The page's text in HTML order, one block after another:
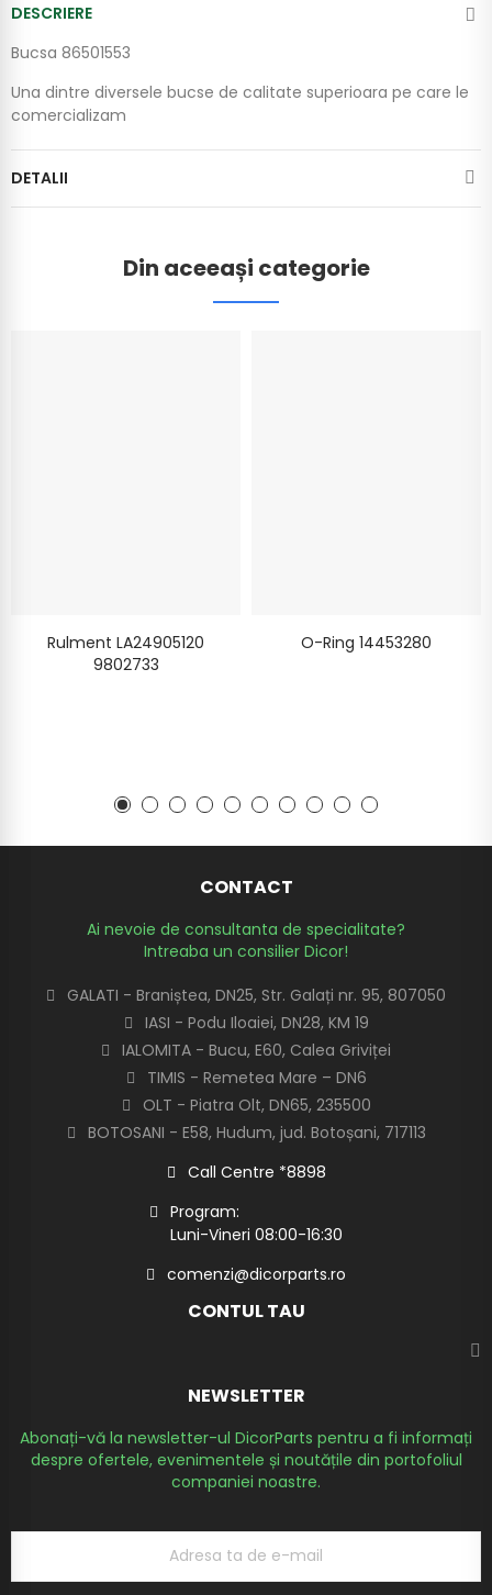
DESCRIERE
Bucsa 86501553
Una dintre diversele bucse de calitate superioara pe care le
comercializam
DETALII
Din aceeași categorie
Rulment LA24905120
9802733
O-Ring 14453280
CONTACT
Ai nevoie de consultanta de specialitate?
Intreaba un consilier Dicor!
GALATI - Braniștea, DN25, Str. Galați nr. 95, 807050
IASI - Podu Iloaiei, DN28, KM 19
IALOMITA - Bucu, E60, Calea Griviței
TIMIS - Remetea Mare – DN6
OLT - Piatra Olt, DN65, 235500
BOTOSANI - E58, Hudum, jud. Botoșani, 717113
Call Centre *8898
Program:
Luni-Vineri 08:00-16:30
comenzi@dicorparts.ro
CONTUL TAU
NEWSLETTER
Abonați-vă la newsletter-ul DicorParts pentru a fi informați
despre ofertele, evenimentele și noutățile din portofoliul
companiei noastre.